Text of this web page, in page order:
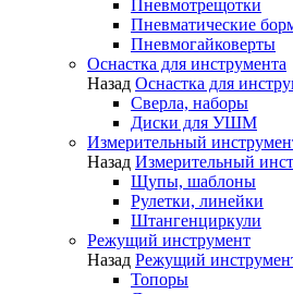
Пневмотрещотки
Пневматические
Пневмогайковерты
Оснастка для инструмента
Назад Оснастка для
Сверла, наборы
Диски для УШМ
Измерительный
Назад Измерительный
Щупы, шаблоны
Рулетки, линейки
Штангенциркули
Режущий инструмент
Назад Режущий
Топоры